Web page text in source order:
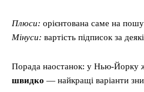
Плюси: орієнтована саме на
Мінуси: вартість підписок за
Порада наостанок: у Нью-Йорку
швидко — найкращі варіанти